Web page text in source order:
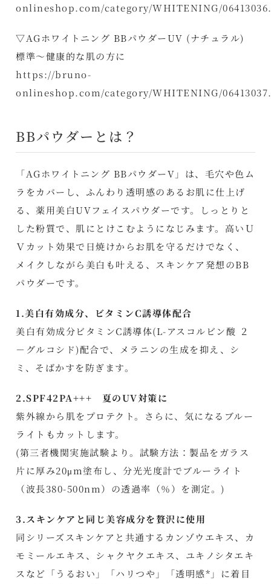
onlineshop.com/category/WHITENING/
▽AGホワイトニング BBパウダーUV (ナチュラル)
標準～健康的な肌の方に
https://bruno-
onlineshop.com/category/WHITENING/
BBパウダーとは？
「AGホワイトニング BBパウダーV」は、毛穴や色ム
ラをカバーし、ふんわり透明感のあるお肌に仕上げ
る、薬用美白UVフェイスパウダーです。しっとりと
した粉質で、肌にとけこむようになじみます。高いＵ
Ｖカット効果で日焼けからお肌を守るだけでなく、
メイクしながら美白も叶える、スキンケア発想のBB
パウダーです。
1.美白有効成分、ビタミンC誘導体配合
美白有効成分ビタミンC誘導体(L-アスコルビン酸 ２
－グルコシド)配合で、メラニンの生成を抑え、シ
ミ、そばかすを防ぎます。
2.SPF42PA+++ 夏のUV対策に
紫外線から肌をプロテクト。さらに、気になるブルー
ライトもカットします。
(第三者機関実施試験より。試験方法：製品をガラス
片に厚み20μm塗布し、分光光度計でブルーライト
（波長380-500nm）の透過率（％）を測定。)
3.スキンケアと同じ美容成分を贅沢に使用
同シリーズスキンケアと共通するカンゾウエキス、カ
モミールエキス、シャクヤクエキス、ユキノシタエキ
スなど「うるおい」「ハリつや」「透明感*」に着目